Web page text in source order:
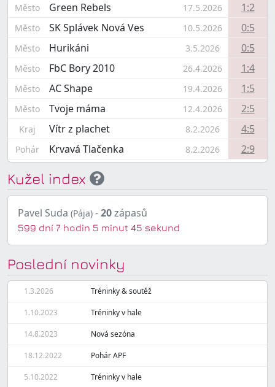
Město Green Rebels 17.5.2026 1:2
Město SK Splávek Nová Ves 10.5.2026 0:5
Město Hurikáni 3.5.2026 0:5
Město FbC Bory 2010 26.4.2026 1:4
Město AC Shape 19.4.2026 1:5
Město Tvoje máma 12.4.2026 2:5
Kraj Vítr z plachet 8.2.2026 4:5
Pohár Krvavá Tlačenka 8.2.2026 2:9
Kužel index
Pavel Suda (Pája) -20zápasů
599 dní 7 hodin 5 minut 45 sekund
Poslední novinky
1.3.2026 Tréninky & soutěž
1.10.2023 Tréninky v hale
14.8.2023 Nová sezóna
18.12.2022 Pohár APF
5.10.2022 Tréninky v hale